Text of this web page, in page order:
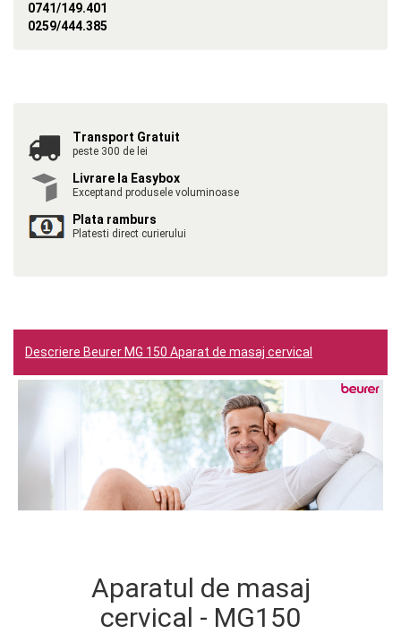
0741/149.401
0259/444.385
Transport Gratuit
peste 300 de lei
Livrare la Easybox
Exceptand produsele voluminoase
Plata ramburs
Platesti direct curierului
Descriere Beurer MG 150 Aparat de masaj cervical
Aparatul de masaj
cervical - MG150